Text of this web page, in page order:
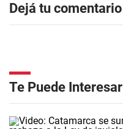
Dejá tu comentario
Te Puede Interesar